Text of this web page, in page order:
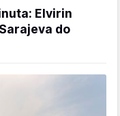
Elvirin
do